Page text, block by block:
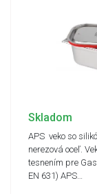
Skladom
APS veko so
nerezová oceľ.
tesnením pre
EN 631) APS…